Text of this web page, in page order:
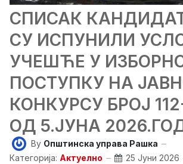
СПИСАК
СУ ИСПУНИЛИ
УЧЕШЋЕ У
ПОСТУПКУ НА
КОНКУРСУ БРОЈ
ОД 5.ЈУНА
By Општинска управа Рашка
Категорија: Актуелно
25 Јуни 2026